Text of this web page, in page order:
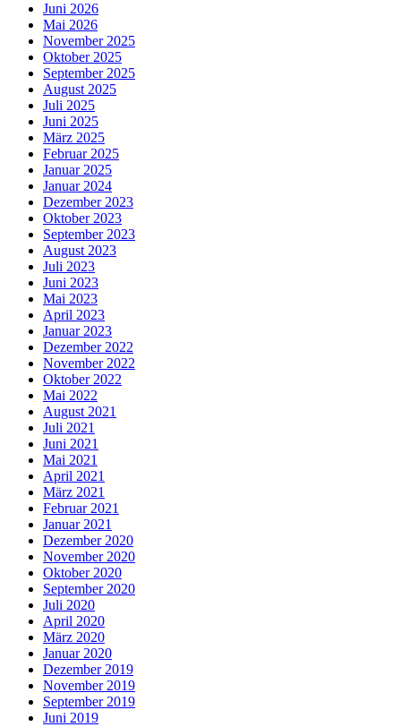
Juni 2026
Mai 2026
November 2025
Oktober 2025
September 2025
August 2025
Juli 2025
Juni 2025
März 2025
Februar 2025
Januar 2025
Januar 2024
Dezember 2023
Oktober 2023
September 2023
August 2023
Juli 2023
Juni 2023
Mai 2023
April 2023
Januar 2023
Dezember 2022
November 2022
Oktober 2022
Mai 2022
August 2021
Juli 2021
Juni 2021
Mai 2021
April 2021
März 2021
Februar 2021
Januar 2021
Dezember 2020
November 2020
Oktober 2020
September 2020
Juli 2020
April 2020
März 2020
Januar 2020
Dezember 2019
November 2019
September 2019
Juni 2019